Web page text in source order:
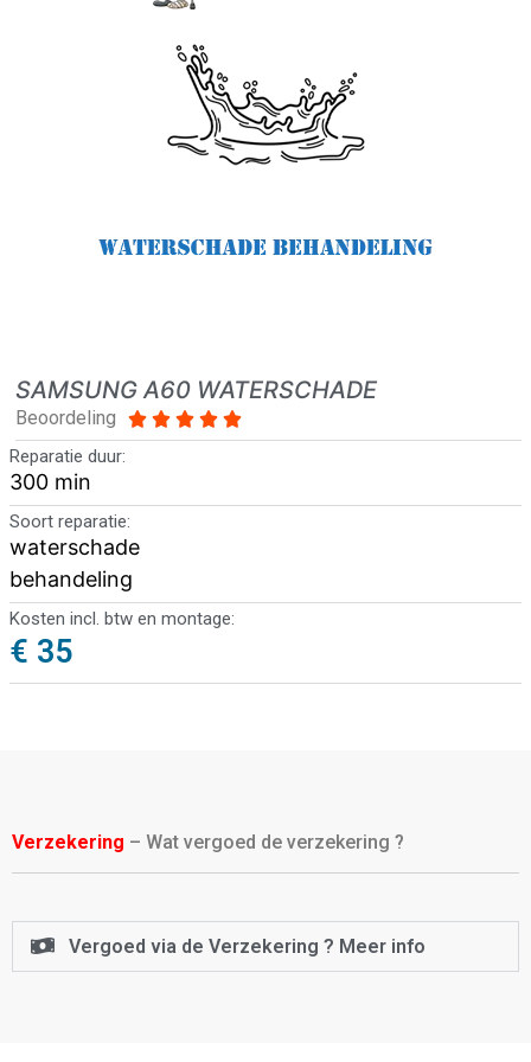
SAMSUNG A60 WATERSCHADE
Beoordeling     
Reparatie duur:
300 min
Soort reparatie:
waterschade
behandeling
Kosten incl. btw en montage:
€ 35
Verzekering – Wat vergoed de verzekering ?
Vergoed via de Verzekering ? Meer info